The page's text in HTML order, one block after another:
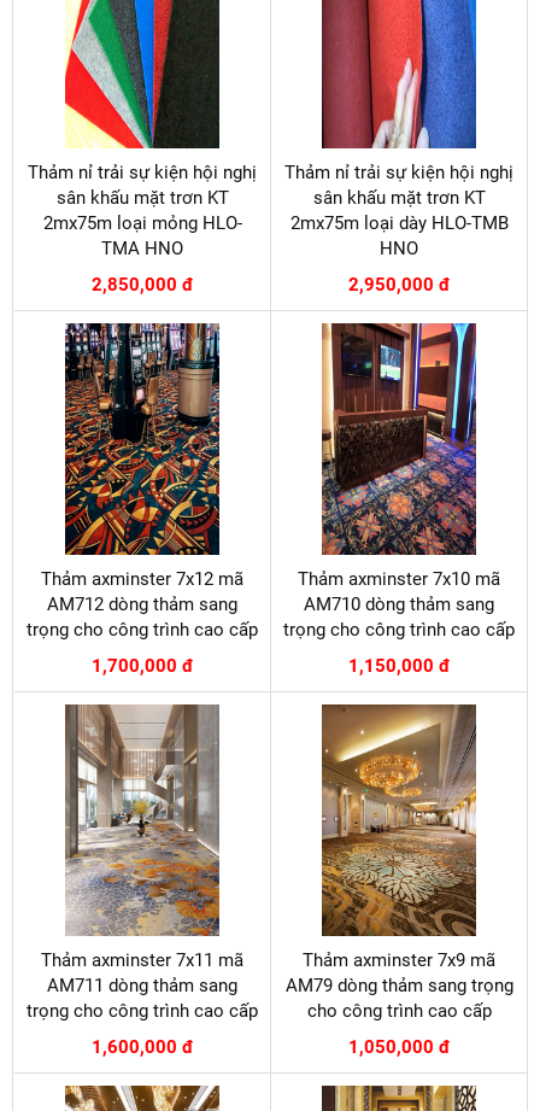
Thảm nỉ trải sự kiện hội nghị
sân khấu mặt trơn KT
2mx75m loại mỏng HLO-
TMA HNO
2,850,000 đ
Thảm nỉ trải sự kiện hội nghị
sân khấu mặt trơn KT
2mx75m loại dày HLO-TMB
HNO
2,950,000 đ
Thảm axminster 7x12 mã
AM712 dòng thảm sang
trọng cho công trình cao cấp
1,700,000 đ
Thảm axminster 7x10 mã
AM710 dòng thảm sang
trọng cho công trình cao cấp
1,150,000 đ
Thảm axminster 7x11 mã
AM711 dòng thảm sang
trọng cho công trình cao cấp
1,600,000 đ
Thảm axminster 7x9 mã
AM79 dòng thảm sang trọng
cho công trình cao cấp
1,050,000 đ